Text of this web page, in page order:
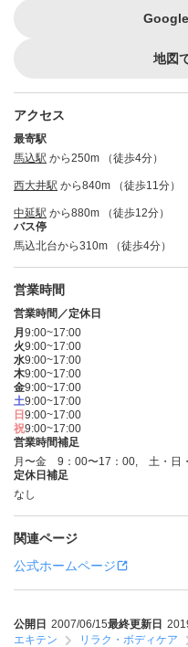
地図
アクセス
最寄駅
馬込駅 から250m （徒歩4分）
西大井駅 から840m （徒歩11分）
中延駅 から880m （徒歩12分）
バス停
馬込北台から310m （徒歩4分）
営業時間
営業時間／定休日
月 9:00~17:00
火9:00~17:00
水9:00~17:00
木9:00~17:00
金9:00~17:00
土9:00~17:00
日 9:00~17:00
祝9:00~17:00
営業時間補足
月〜金 9：00〜17：00, 土・日
定休日補足
なし
関連ページ
公式ホームページ
公開日 2007/06/15最終更新日
エキテン
リラク・ボディケア